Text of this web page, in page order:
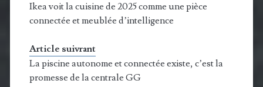
Ikea voit la cuisine de 2025 comme une pièce
connectée et meublée d’intelligence
Article suivrant
La piscine autonome et connectée existe, c’est la
promesse de la centrale GG